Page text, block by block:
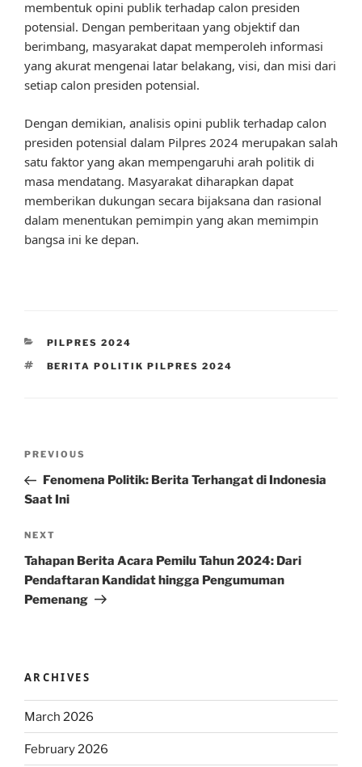
membentuk opini publik terhadap calon presiden
potensial. Dengan pemberitaan yang objektif dan
berimbang, masyarakat dapat memperoleh informasi
yang akurat mengenai latar belakang, visi, dan misi dari
setiap calon presiden potensial.
Dengan demikian, analisis opini publik terhadap calon
presiden potensial dalam Pilpres 2024 merupakan salah
satu faktor yang akan mempengaruhi arah politik di
masa mendatang. Masyarakat diharapkan dapat
memberikan dukungan secara bijaksana dan rasional
dalam menentukan pemimpin yang akan memimpin
bangsa ini ke depan.
CATEGORIES
PILPRES 2024
TAGS
BERITA POLITIK PILPRES 2024
Previous
Post
PREVIOUS
Fenomena Politik: Berita Terhangat di Indonesia
Saat Ini
Next
Post
NEXT
Tahapan Berita Acara Pemilu Tahun 2024: Dari
Pendaftaran Kandidat hingga Pengumuman
Pemenang
ARCHIVES
March 2026
February 2026